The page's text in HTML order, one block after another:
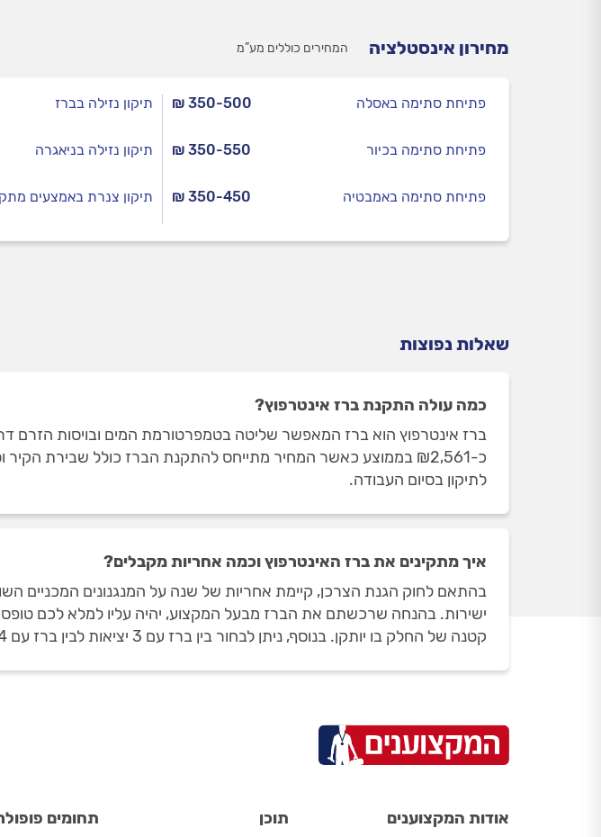
מחירון אינסטלציה המחירים כוללים מע”מ
₪ 350-500 פתיחת סתימה באסלה
₪ 350-550 פתיחת סתימה בכיור
₪ 350-450 פתיחת סתימה באמבטיה
תיקון נזילה בברז
תיקון נזילה בניאגרה
תיקון צנרת באמצעים
שאלות נפוצות
כמה עולה התקנת ברז אינטרפוץ?
ברז אינטרפוץ הוא ברז המאפשר שליטה בטמפרטורמת המים ובויסות הזרם
כ-₪2,561 בממוצע כאשר המחיר מתייחס להתקנת הברז כולל שבירת
לתיקון בסיום העבודה.
איך מתקינים את ברז האינטרפוץ וכמה אחריות מקבלים?
בהתאם לחוק הגנת הצרכן, קיימת אחריות של שנה על המנגנונים המכניים
ישירות. בהנחה שרכשתם את הברז מבעל המקצוע, יהיה עליו למלא לכם טופס
קטנה של החלק בו יותקן. בנוסף, ניתן לבחור בין ברז עם 3 יציאות לבין ברז עם 4 יציאות בהתאם לשימוש.
אודות המקצוענים תוכן תחומים